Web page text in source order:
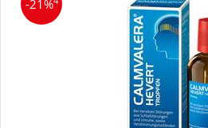
-21%